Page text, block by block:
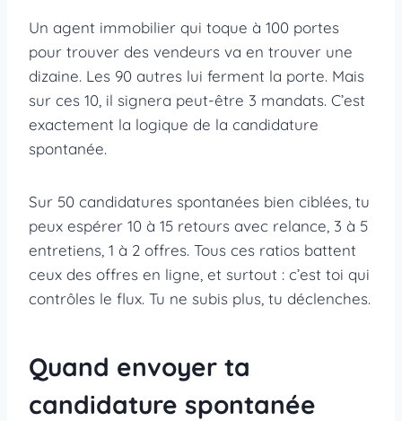
Un agent immobilier qui toque à 100 portes
pour trouver des vendeurs va en trouver une
dizaine. Les 90 autres lui ferment la porte. Mais
sur ces 10, il signera peut-être 3 mandats. C’est
exactement la logique de la candidature
spontanée.
Sur 50 candidatures spontanées bien ciblées, tu
peux espérer 10 à 15 retours avec relance, 3 à 5
entretiens, 1 à 2 offres. Tous ces ratios battent
ceux des offres en ligne, et surtout : c’est toi qui
contrôles le flux. Tu ne subis plus, tu déclenches.
Quand envoyer ta
candidature spontanée